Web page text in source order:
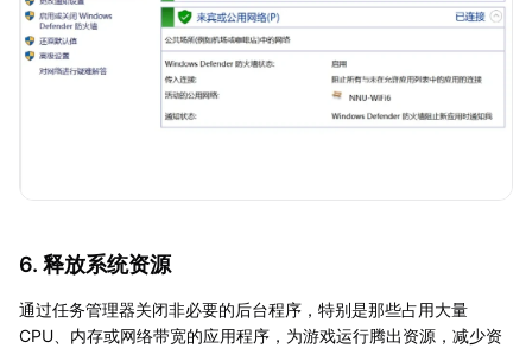
6. 释放系统资源
通过任务管理器关闭非必要的后台程序，特别是那些占用大量
CPU、内存或网络带宽的应用程序，为游戏运行腾出资源，减少资